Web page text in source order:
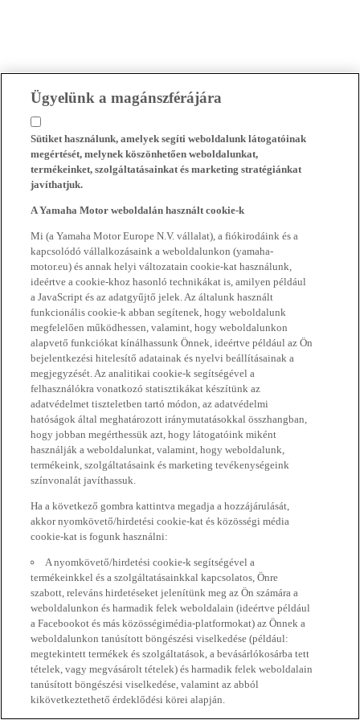
Ügyelünk a magánszférájára
Sütiket használunk, amelyek segíti weboldalunk látogatóinak
megértését, melynek köszönhetően weboldalunkat,
termékeinket, szolgáltatásainkat és marketing stratégiánkat
javíthatjuk.
A Yamaha Motor weboldalán használt cookie-k
Mi (a Yamaha Motor Europe N.V. vállalat), a fiókirodáink és a
kapcsolódó vállalkozásaink a weboldalunkon (yamaha-
motor.eu) és annak helyi változatain cookie-kat használunk,
ideértve a cookie-khoz hasonló technikákat is, amilyen például
a JavaScript és az adatgyűjtő jelek. Az általunk használt
funkcionális cookie-k abban segítenek, hogy weboldalunk
megfelelően működhessen, valamint, hogy weboldalunkon
alapvető funkciókat kínálhassunk Önnek, ideértve például az Ön
bejelentkezési hitelesítő adatainak és nyelvi beállításainak a
megjegyzését. Az analitikai cookie-k segítségével a
felhasználókra vonatkozó statisztikákat készítünk az
adatvédelmet tiszteletben tartó módon, az adatvédelmi
hatóságok által meghatározott iránymutatásokkal összhangban,
hogy jobban megérthessük azt, hogy látogatóink miként
használják a weboldalunkat, valamint, hogy weboldalunk,
termékeink, szolgáltatásaink és marketing tevékenységeink
színvonalát javíthassuk.
Ha a következő gombra kattintva megadja a hozzájárulását,
akkor nyomkövető/hirdetési cookie-kat és közösségi média
cookie-kat is fogunk használni:
A nyomkövető/hirdetési cookie-k segítségével a
termékeinkkel és a szolgáltatásainkkal kapcsolatos, Önre
szabott, releváns hirdetéseket jelenítünk meg az Ön számára a
weboldalunkon és harmadik felek weboldalain (ideértve például
a Facebookot és más közösségimédia-platformokat) az Önnek a
weboldalunkon tanúsított böngészési viselkedése (például:
megtekintett termékek és szolgáltatások, a bevásárlókosárba tett
tételek, vagy megvásárolt tételek) és harmadik felek weboldalain
tanúsított böngészési viselkedése, valamint az abból
kikövetkeztethető érdeklődési körei alapján.